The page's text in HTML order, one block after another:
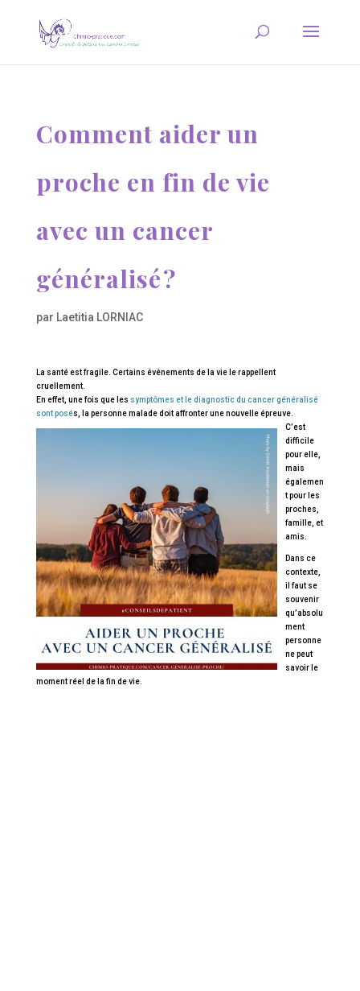
Comment aider un
proche en fin de vie
avec un cancer
généralisé ?
par Laetitia LORNIAC
La santé est fragile. Certains événements de la vie le rappellent
cruellement.
En effet, une fois que les symptômes et le diagnostic du cancer généralisé
sont posés, la personne malade doit affronter une nouvelle épreuve.
C’est
difficile
pour elle,
mais
égalemen
t pour les
proches,
famille, et
amis.
Dans ce
contexte,
il faut se
souvenir
qu’absolu
ment
personne
ne peut
savoir le
moment réel de la fin de vie.